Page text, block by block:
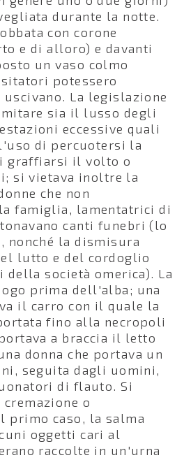
durante la notte.
con corone
e di alloro) e davanti
un vaso colmo
potessero
La legislazione
sia il lusso degli
eccessive quali
di percuotersi la
graffiarsi il volto o
si vietava inoltre la
che non
famiglia, lamentatrici di
canti funebri (lo
nonché la dismisura
lutto e del cordoglio
società omerica). La
prima dell'alba; una
il carro con il quale la
fino alla necropoli
a braccia il letto
donna che portava un
seguita dagli uomini,
di flauto. Si
o
primo caso, la salma
oggetti cari al
raccolte in un'urna